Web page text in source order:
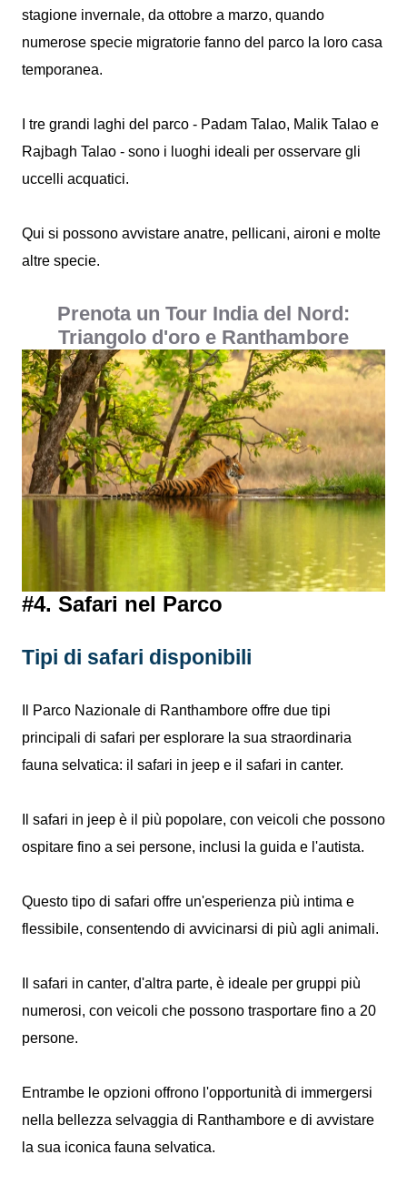
stagione invernale, da ottobre a marzo, quando
numerose specie migratorie fanno del parco la loro casa
temporanea.
I tre grandi laghi del parco - Padam Talao, Malik Talao e
Rajbagh Talao - sono i luoghi ideali per osservare gli
uccelli acquatici.
Qui si possono avvistare anatre, pellicani, aironi e molte
altre specie.
Prenota un Tour India del Nord:
Triangolo d'oro e Ranthambore
#4. Safari nel Parco
Tipi di safari disponibili
Il Parco Nazionale di Ranthambore offre due tipi
principali di safari per esplorare la sua straordinaria
fauna selvatica: il safari in jeep e il safari in canter.
Il safari in jeep è il più popolare, con veicoli che possono
ospitare fino a sei persone, inclusi la guida e l'autista.
Questo tipo di safari offre un'esperienza più intima e
flessibile, consentendo di avvicinarsi di più agli animali.
Il safari in canter, d'altra parte, è ideale per gruppi più
numerosi, con veicoli che possono trasportare fino a 20
persone.
Entrambe le opzioni offrono l'opportunità di immergersi
nella bellezza selvaggia di Ranthambore e di avvistare
la sua iconica fauna selvatica.